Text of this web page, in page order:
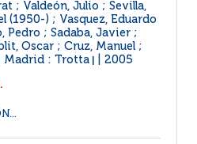
; Valdeón, Julio ; Sevilla,
(1950-) ; Vasquez, Eduardo
Pedro ; Sadaba, Javier ;
Oscar ; Cruz, Manuel ;
Madrid : Trotta 2005